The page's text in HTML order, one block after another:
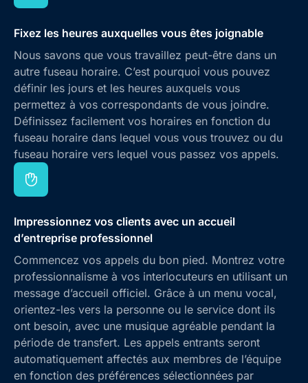
Fixez les heures auxquelles vous êtes joignable
Nous savons que vous travaillez peut-être dans un
autre fuseau horaire. C’est pourquoi vous pouvez
définir les jours et les heures auxquels vous
permettez à vos correspondants de vous joindre.
Définissez facilement vos horaires en fonction du
fuseau horaire dans lequel vous vous trouvez ou du
fuseau horaire vers lequel vous passez vos appels.
Impressionnez vos clients avec un accueil
d’entreprise professionnel
Commencez vos appels du bon pied. Montrez votre
professionnalisme à vos interlocuteurs en utilisant un
message d’accueil officiel. Grâce à un menu vocal,
orientez-les vers la personne ou le service dont ils
ont besoin, avec une musique agréable pendant la
période de transfert. Les appels entrants seront
automatiquement affectés aux membres de l’équipe
en fonction des préférences sélectionnées par